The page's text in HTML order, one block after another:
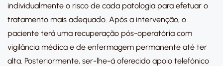
individualmente o risco de cada patologia para efetuar o
tratamento mais adequado. Após a intervenção, o
paciente terá uma recuperação pós-operatória com
vigilância médica e de enfermagem permanente até ter
alta. Posteriormente, ser-lhe-á oferecido apoio telefónico